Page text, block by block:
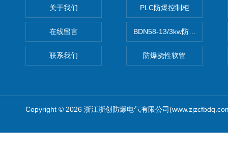
关于我们
在线留言
联系我们
PLC防爆控制柜
BDN58-13/3kw防爆电热油汀
防爆挠性软管
Copyright © 2026 浙江浙创防爆电气有限公司